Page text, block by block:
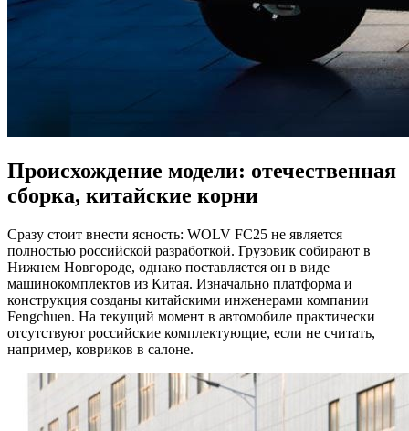
Происхождение модели: отечественная
сборка, китайские корни
Сразу стоит внести ясность: WOLV FC25 не является
полностью российской разработкой. Грузовик собирают в
Нижнем Новгороде, однако поставляется он в виде
машинокомплектов из Китая. Изначально платформа и
конструкция созданы китайскими инженерами компании
Fengchuen. На текущий момент в автомобиле практически
отсутствуют российские комплектующие, если не считать,
например, ковриков в салоне.